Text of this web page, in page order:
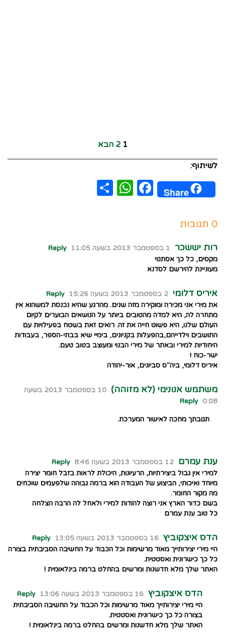
1
2 הבא
לשיתוף:
Share
Facebook
WhatsApp
0 תגובות
רות יששכר 1 בספטמבר 2013 בשעה 11:05
Reply
מקסים, כל כך אסתטי
מעוניינת להירשם לסדנא
איריס דלומי 2 בספטמבר 2013 בשעה 15:26
Reply
את מירי אני מכירה ומוקירה מזה שנים. מהרגע שהיא נכנסת למשהוא אין
מתחרה לה, היא למדה מהטובים ביותר על הנושאים הבוערים לקיום
העולם שלנו, היא פשוט חייה את זה. רואים זאת בשטח בפעילויות עם
התושבים וילדייהם,בהפעלות בקניונים, בימיי שיא בבתי-הספר, בעבודות
היחודיות למירי ובאתר של מירי הבנוי ומעוצב בטוב טעם.
ישר-כוח !
איריס דלומי, ביה"ס סביונים, אור-יהודה
משתמש אנונימי (לא מזוהה)
10 בספטמבר 2013 בשעה
0:08
Reply
תגובתך מחכה לאישור המערכת.
ענת עמרם 12 בספטמבר 2013 בשעה 8:46
Reply
למירי אין גבול ביצירתיות, הרעיונות, היכולת לראות בזבל חומר יצירה
מיוחד ואיכותי, הביצוע של העבודה הוא ברמה גבוהה שלפעמים שוכחים
מה מקור החומר.
בשם כדור הארץ אני רוצה להודות למירי ולאחל לה הרבה הצלחה
כל טוב ענת עמרם
הדס איצקוביץ 16 בספטמבר 2013 בשעה 13:05
Reply
היי מירי יצירותייך מאוד מרשימות וכל הכבוד על החשיבה הסביבתית בצורה
כל כך כישרונית ואסטטית.
האתר שלך מלא חדשנות ומרשים בהחלט ברמה בינלאומית !
הדס איצקוביץ 16 בספטמבר 2013 בשעה 13:06
Reply
היי מירי יצירותייך מאוד מרשימות וכל הכבוד על החשיבה הסביבתית
בצורה כל כך כישרונית ואסטטית.
האתר שלך מלא חדשנות ומרשים בהחלט ברמה בינלאומית !